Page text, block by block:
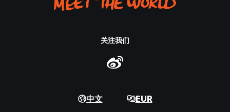
关注我们
中文 EUR